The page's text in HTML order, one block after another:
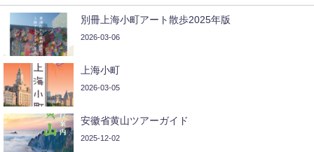
別冊上海小町アート散歩2025年版
2026-03-06
上海小町
2026-03-05
安徽省黄山ツアーガイド
2025-12-02